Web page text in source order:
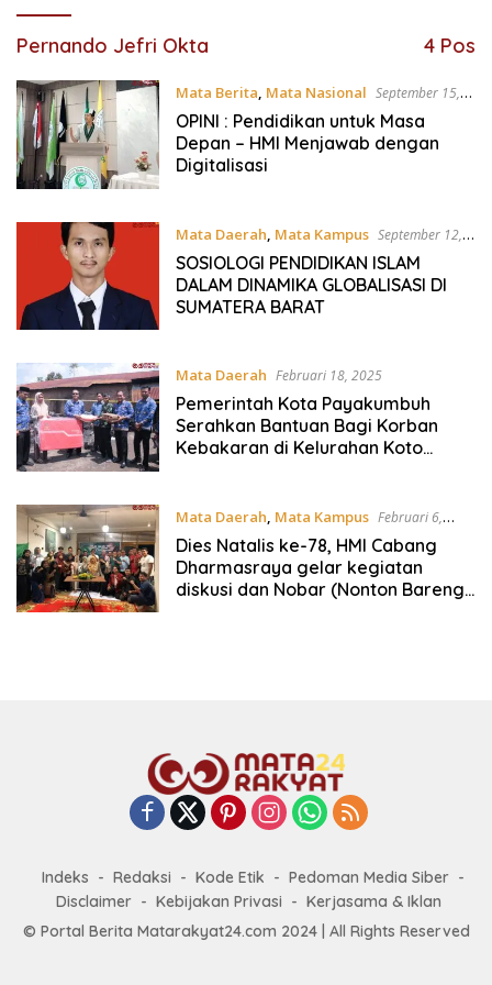
Pernando Jefri Okta 4 Pos
Mata Berita, Mata Nasional September 15,
2025
OPINI : Pendidikan untuk Masa
Depan – HMI Menjawab dengan
Digitalisasi
Mata Daerah, Mata Kampus September 12,
2025
SOSIOLOGI PENDIDIKAN ISLAM
DALAM DINAMIKA GLOBALISASI DI
SUMATERA BARAT
Mata Daerah Februari 18, 2025
Pemerintah Kota Payakumbuh
Serahkan Bantuan Bagi Korban
Kebakaran di Kelurahan Koto
Mata Daerah, Mata Kampus Februari 6,
2025
Dies Natalis ke-78, HMI Cabang
Dharmasraya gelar kegiatan
diskusi dan Nobar (Nonton Bareng)
Indeks Redaksi Kode Etik
Pedoman Media Siber
Disclaimer
Kebijakan Privasi
Kerjasama & Iklan
© Portal Berita Matarakyat24.com 2024 | All Rights Reserved